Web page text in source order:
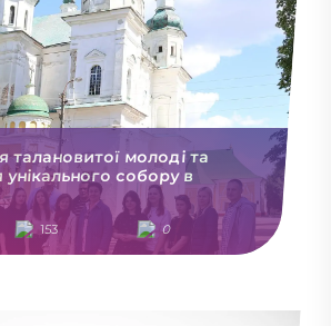
талановитої молоді та
собору в
153 0